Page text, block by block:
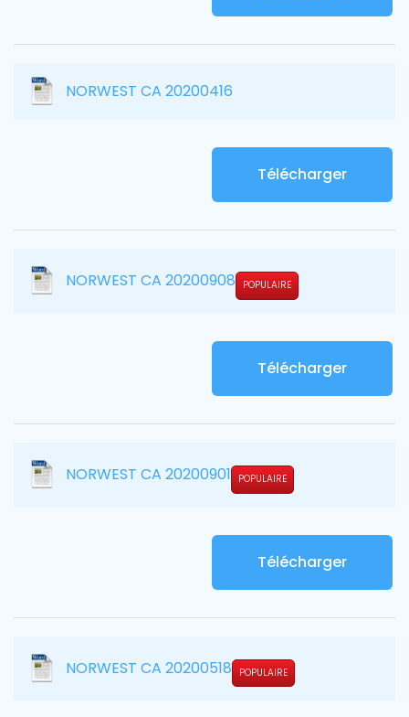
NORWEST CA 20200416
Télécharger
NORWEST CA 20200908 POPULAIRE
Télécharger
NORWEST CA 20200901 POPULAIRE
Télécharger
NORWEST CA 20200518 POPULAIRE